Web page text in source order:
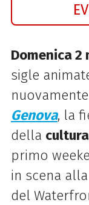
Domenica 2
sigle
Genova, la
della
primo
in scena alla
del